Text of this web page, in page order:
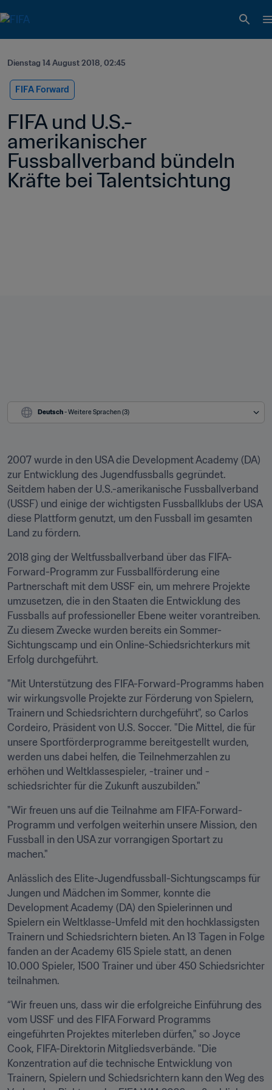
Dienstag 14 August 2018, 02:45
FIFA Forward
FIFA und U.S.-
amerikanischer
Fussballverband bündeln
Kräfte bei Talentsichtung
Deutsch - Weitere Sprachen (3)
2007 wurde in den USA die Development Academy (DA)
zur Entwicklung des Jugendfussballs gegründet.
Seitdem haben der U.S.-amerikanische Fussballverband
(USSF) und einige der wichtigsten Fussballklubs der USA
diese Plattform genutzt, um den Fussball im gesamten
Land zu fördern.
2018 ging der Weltfussballverband über das FIFA-
Forward-Programm zur Fussballförderung eine
Partnerschaft mit dem USSF ein, um mehrere Projekte
umzusetzen, die in den Staaten die Entwicklung des
Fussballs auf professioneller Ebene weiter vorantreiben.
Zu diesem Zwecke wurden bereits ein Sommer-
Sichtungscamp und ein Online-Schiedsrichterkurs mit
Erfolg durchgeführt.
"Mit Unterstützung des FIFA-Forward-Programms haben
wir wirkungsvolle Projekte zur Förderung von Spielern,
Trainern und Schiedsrichtern durchgeführt", so Carlos
Cordeiro, Präsident von U.S. Soccer. "Die Mittel, die für
unsere Sportförderprogramme bereitgestellt wurden,
werden uns dabei helfen, die Teilnehmerzahlen zu
erhöhen und Weltklassespieler, -trainer und -
schiedsrichter für die Zukunft auszubilden."
"Wir freuen uns auf die Teilnahme am FIFA-Forward-
Programm und verfolgen weiterhin unsere Mission, den
Fussball in den USA zur vorrangigen Sportart zu
machen."
Anlässlich des Elite-Jugendfussball-Sichtungscamps für
Jungen und Mädchen im Sommer, konnte die
Development Academy (DA) den Spielerinnen und
Spielern ein Weltklasse-Umfeld mit den hochklassigsten
Trainern und Schiedsrichtern bieten. An 13 Tagen in Folge
fanden an der Academy 615 Spiele statt, an denen
10.000 Spieler, 1500 Trainer und über 450 Schiedsrichter
teilnahmen.
“Wir freuen uns, dass wir die erfolgreiche Einführung des
vom USSF und des FIFA Forward Programms
eingeführten Projektes miterleben dürfen," so Joyce
Cook, FIFA-Direktorin Mitgliedsverbände. "Die
Konzentration auf die technische Entwicklung von
Trainern, Spielern und Schiedsrichtern kann den Weg des